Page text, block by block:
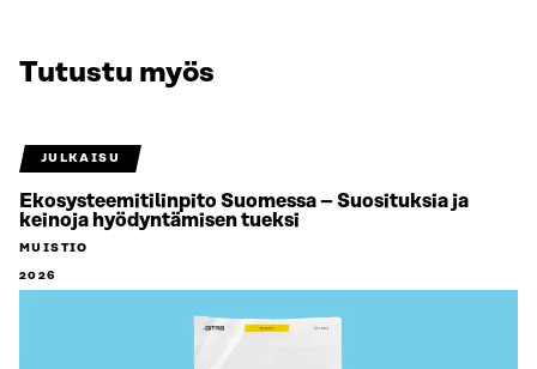
Tutustu myös
JULKAISU
Ekosysteemitilinpito Suomessa – Suosituksia ja
keinoja hyödyntämisen tueksi
MUISTIO
2026